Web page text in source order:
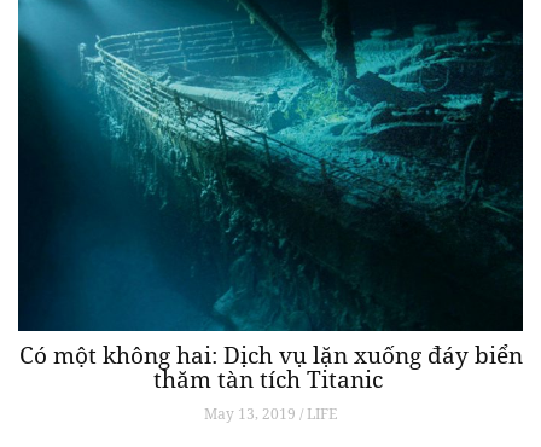
Có một không hai: Dịch vụ lặn xuống đáy biển
thăm tàn tích Titanic
May 13, 2019 / LIFE